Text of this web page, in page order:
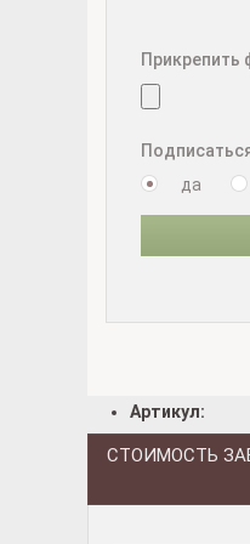
Прикрепить
да
Артикул:
СТОИМОСТЬ